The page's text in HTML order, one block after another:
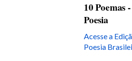
10 Poemas
Poesia
Acesse a
Poesia